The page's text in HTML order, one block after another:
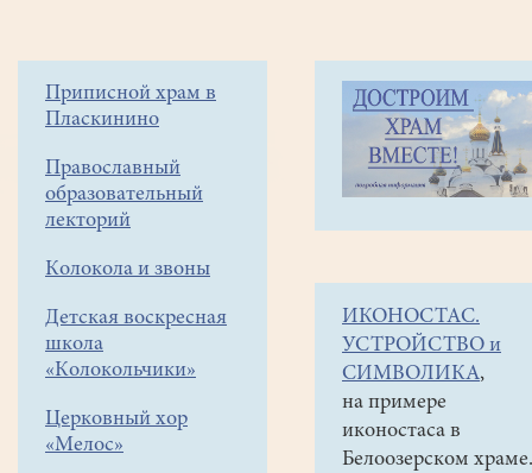
Боковое
меню
Приписной храм в
Пласкинино
Православный
образовательный
лекторий
Колокола и звоны
Детская воскресная
школа
«Колокольчики»
Церковный хор
«Мелос»
Строка
навигации
Новости
«Конный
клуб
"Добрый
Конь"»
ИКОНОСТАС.
УСТРОЙСТВО и
СИМВОЛИКА,
на примере
иконостаса в
Белоозерском храме.